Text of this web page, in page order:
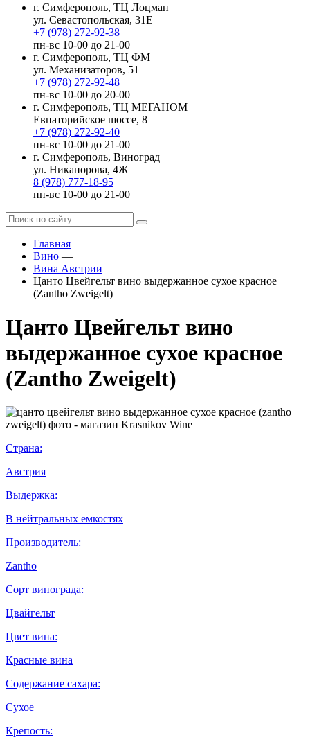
г. Симферополь, ТЦ Лоцман
ул. Севастопольская, 31Е
+7 (978) 272-92-38
пн-вс 10-00 до 21-00
г. Симферополь, ТЦ ФМ
ул. Механизаторов, 51
+7 (978) 272-92-48
пн-вс 10-00 до 20-00
г. Симферополь, ТЦ МЕГАНОМ
Евпаторийское шоссе, 8
+7 (978) 272-92-40
пн-вс 10-00 до 21-00
г. Симферополь, Виноград
ул. Никанорова, 4Ж
8 (978) 777-18-95
пн-вс 10-00 до 21-00
Главная —
Вино —
Вина Австрии —
Цанто Цвейгельт вино выдержанное сухое красное
(Zantho Zweigelt)
Цанто Цвейгельт вино
выдержанное сухое красное
(Zantho Zweigelt)
Страна:
Австрия
Выдержка:
В нейтральных емкостях
Производитель:
Zantho
Сорт винограда:
Цвайгельт
Цвет вина:
Красные вина
Содержание сахара:
Сухое
Крепость: